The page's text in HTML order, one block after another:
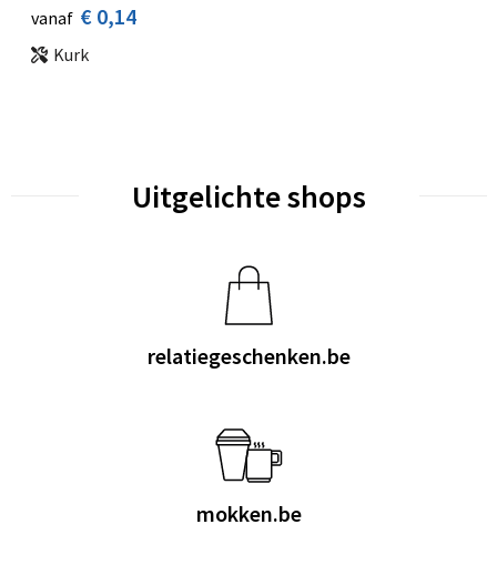
vanaf € 0,14
Kurk
Uitgelichte shops
relatiegeschenken.be
mokken.be